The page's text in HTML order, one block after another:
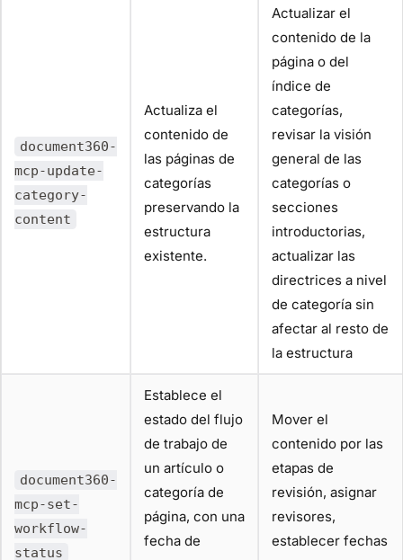
document360-
mcp-update-
category-
content
Actualiza el
contenido de
las páginas de
categorías
preservando la
estructura
existente.
Actualizar el
contenido de la
página o del
índice de
categorías,
revisar la visión
general de las
categorías o
secciones
introductorias,
actualizar las
directrices a nivel
de categoría sin
afectar al resto de
la estructura
document360-
mcp-set-
workflow-
status
Establece el
estado del flujo
de trabajo de
un artículo o
categoría de
página, con una
fecha de
Mover el
contenido por las
etapas de
revisión, asignar
revisores,
establecer fechas